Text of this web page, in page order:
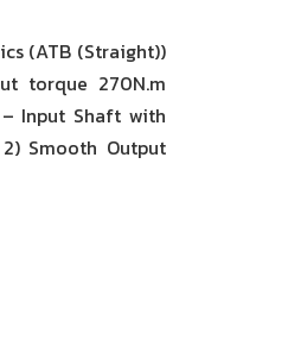
(ATB (Straight))
torque 270N.m
Input Shaft with
Smooth Output